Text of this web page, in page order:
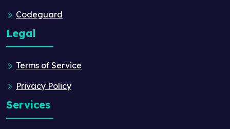
Codeguard
Legal
Terms of Service
Privacy Policy
Services